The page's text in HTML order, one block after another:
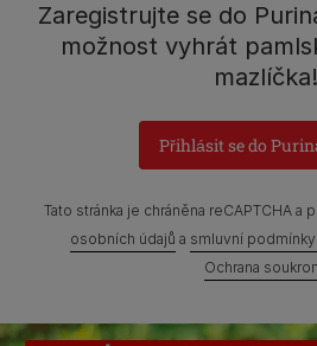
Zaregistrujte se do
možnost vyhrát
mazlíčka!
Přihlásit se do
Tato stránka je chráněna reCAPTCHA a
osobních údajů a smluvní
Ochrana
Mezi Vodami
Praha 4 -
Prohlášení o přístupnosti Všeobecné
Marketingové podmínky Ochrana